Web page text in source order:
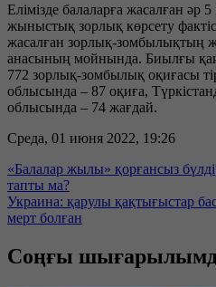
Елімізде балаларға жасалған әр
жыныстық зорлық көрсету
жасалған зорлық-зомбылықтың
анасының мойнында. Биылғы
772 зорлық-зомбылық оқиғасы
облысында – 87 оқиға,
облысында – 74 жағдай.
Среда, 01 июня 2022, 19:26
«Балалар жылы» қорғансыз
тапты ма?
Украина: қарулы қақтығыстар
мерт болған
Соңғы